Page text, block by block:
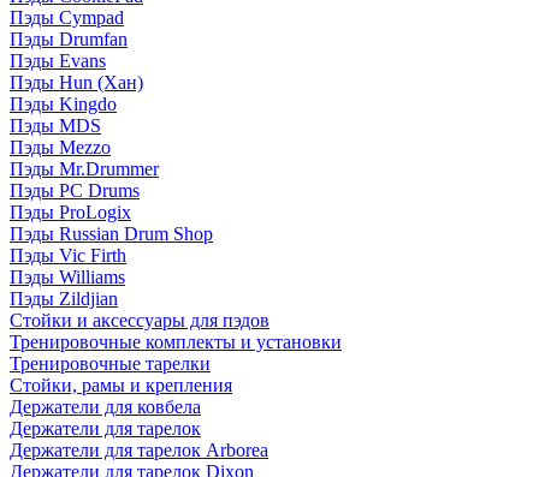
Пэды Cympad
Пэды Drumfan
Пэды Evans
Пэды Hun (Хан)
Пэды Kingdo
Пэды MDS
Пэды Mezzo
Пэды Mr.Drummer
Пэды PC Drums
Пэды ProLogix
Пэды Russian Drum Shop
Пэды Vic Firth
Пэды Williams
Пэды Zildjian
Стойки и аксессуары для пэдов
Тренировочные комплекты и установки
Тренировочные тарелки
Стойки, рамы и крепления
Держатели для ковбела
Держатели для тарелок
Держатели для тарелок Arborea
Держатели для тарелок Dixon